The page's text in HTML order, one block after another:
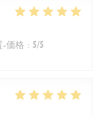
-価格 : 5/5